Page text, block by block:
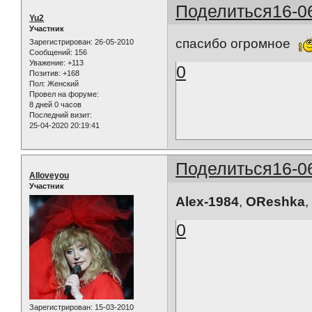
Поделиться16-
Yu2
Участник
Зарегистрирован: 26-05-2010
Сообщений: 156
Уважение: +113
Позитив: +168
Пол: Женский
Провел на форуме:
8 дней 0 часов
Последний визит:
25-04-2020 20:19:41
спасибо огромное
0
Поделиться16-
Alloveyou
Участник
Зарегистрирован: 15-03-2010
Alex-1984,OReshka
0